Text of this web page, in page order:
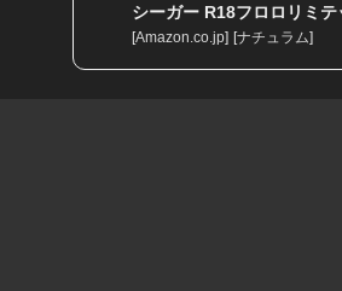
シーガー R18フロロリミ
[Amazon.co.jp] [ナチュラム]